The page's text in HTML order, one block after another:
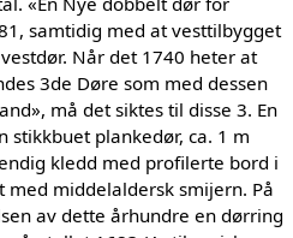
samtidig med at vesttilbygget
Når det 1740 heter at
3de Døre som med dessen
må det siktes til disse 3. En
stikkbuet plankedør, ca. 1 m
kledd med profilerte bord i
middelaldersk smijern. På
av dette århundre en dørring